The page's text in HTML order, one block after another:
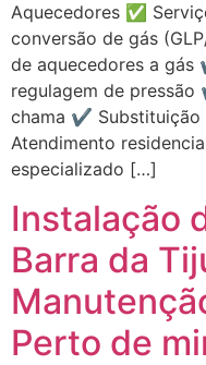
Aquecedores ✅
conversão de gás
de aquecedores a
regulagem de
chama ✔️
Atendimento
especializado […]
Instalação
Barra da
Perto de